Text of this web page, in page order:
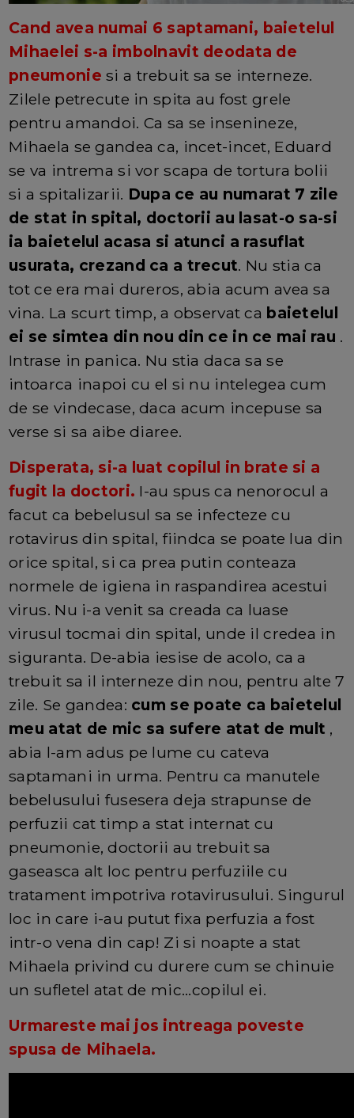
Cand avea numai 6 saptamani, baietelul
Mihaelei s-a imbolnavit deodata de
pneumonie si a trebuit sa se interneze.
Zilele petrecute in spita au fost grele
pentru amandoi. Ca sa se insenineze,
Mihaela se gandea ca, incet-incet, Eduard
se va intrema si vor scapa de tortura bolii
si a spitalizarii. Dupa ce au numarat 7 zile
de stat in spital, doctorii au lasat-o sa-si
ia baietelul acasa si atunci a rasuflat
usurata, crezand ca a trecut. Nu stia ca
tot ce era mai dureros, abia acum avea sa
vina. La scurt timp, a observat ca baietelul
ei se simtea din nou din ce in ce mai rau .
Intrase in panica. Nu stia daca sa se
intoarca inapoi cu el si nu intelegea cum
de se vindecase, daca acum incepuse sa
verse si sa aibe diaree.
Disperata, si-a luat copilul in brate si a
fugit la doctori. I-au spus ca nenorocul a
facut ca bebelusul sa se infecteze cu
rotavirus din spital, fiindca se poate lua din
orice spital, si ca prea putin conteaza
normele de igiena in raspandirea acestui
virus. Nu i-a venit sa creada ca luase
virusul tocmai din spital, unde il credea in
siguranta. De-abia iesise de acolo, ca a
trebuit sa il interneze din nou, pentru alte 7
zile. Se gandea: cum se poate ca baietelul
meu atat de mic sa sufere atat de mult ,
abia l-am adus pe lume cu cateva
saptamani in urma. Pentru ca manutele
bebelusului fusesera deja strapunse de
perfuzii cat timp a stat internat cu
pneumonie, doctorii au trebuit sa
gaseasca alt loc pentru perfuziile cu
tratament impotriva rotavirusului. Singurul
loc in care i-au putut fixa perfuzia a fost
intr-o vena din cap! Zi si noapte a stat
Mihaela privind cu durere cum se chinuie
un sufletel atat de mic...copilul ei.
Urmareste mai jos intreaga poveste
spusa de Mihaela.